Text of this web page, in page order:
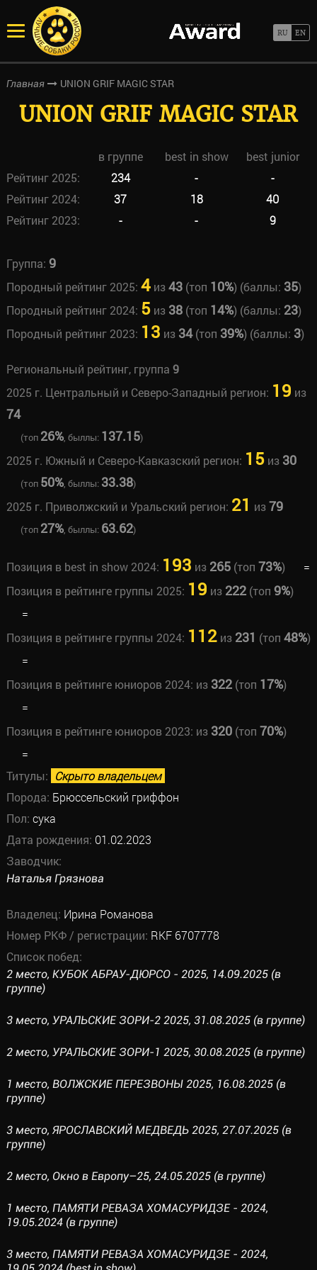
Главная UNION GRIF MAGIC STAR
UNION GRIF MAGIC STAR
в группе best in show
best junior
Рейтинг 2025:
234 -
-
Рейтинг 2024:
37 18
40
Рейтинг 2023:
- - 9
Группа: 9
Породный рейтинг 2025: 4из43(топ 10%) (баллы: 35)
Породный рейтинг 2024: 5из 38(топ 14%) (баллы: 23)
Породный рейтинг 2023: 13 из 34(топ 39%) (баллы: 3)
Региональный рейтинг, группа 9
2025 г. Центральный и Северо-Западный регион: 19 из
74
(топ 26%, быллы: 137.15)
2025 г. Южный и Северо-Кавказский регион: 15из 30
(топ 50%, быллы: 33.38)
2025 г. Приволжский и Уральский регион: 21 из79
(топ 27%, быллы: 63.62)
Позиция в best in show 2024: 193 из 265(топ 73%)
=
Позиция в рейтинге группы 2025: 19 из 222(топ 9%)
=
Позиция в рейтинге группы 2024: 112из 231 (топ 48%)
=
Позиция в рейтинге юниоров 2024: из 322(топ 17%)
=
Позиция в рейтинге юниоров 2023: из 320(топ 70%)
=
Титулы: Скрыто владельцем
Порода: Брюссельский гриффон
Пол: сука
Дата рождения: 01.02.2023
Заводчик:
Наталья Грязнова
Владелец: Ирина Романова
Номер РКФ / регистрации: RKF 6707778
Список побед:
2 место, КУБОК АБРАУ-ДЮРСО - 2025, 14.09.2025 (в
группе)
3 место, УРАЛЬСКИЕ ЗОРИ-2 2025, 31.08.2025 (в группе)
2 место, УРАЛЬСКИЕ ЗОРИ-1 2025, 30.08.2025 (в группе)
1 место, ВОЛЖСКИЕ ПЕРЕЗВОНЫ 2025, 16.08.2025 (в
группе)
3 место, ЯРОСЛАВСКИЙ МЕДВЕДЬ 2025, 27.07.2025 (в
группе)
2 место, Окно в Европу–25, 24.05.2025 (в группе)
1 место, ПАМЯТИ РЕВАЗА ХОМАСУРИДЗЕ - 2024,
19.05.2024 (в группе)
3 место, ПАМЯТИ РЕВАЗА ХОМАСУРИДЗЕ - 2024,